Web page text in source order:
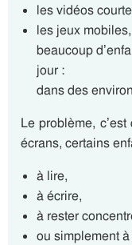
les vidéos
les jeux mobiles,
beaucoup
jour :
dans des
Le problème,
écrans, certains
à lire,
à écrire,
à rester
ou simplement